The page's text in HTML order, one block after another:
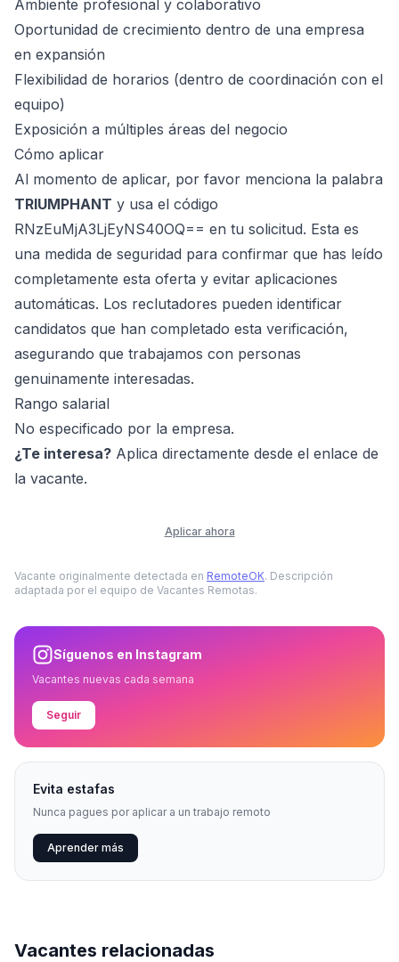
Ambiente profesional y colaborativo
Oportunidad de crecimiento dentro de una empresa
en expansión
Flexibilidad de horarios (dentro de coordinación con el
equipo)
Exposición a múltiples áreas del negocio
Cómo aplicar
Al momento de aplicar, por favor menciona la palabra
TRIUMPHANT y usa el código
RNzEuMjA3LjEyNS40OQ== en tu solicitud. Esta es
una medida de seguridad para confirmar que has leído
completamente esta oferta y evitar aplicaciones
automáticas. Los reclutadores pueden identificar
candidatos que han completado esta verificación,
asegurando que trabajamos con personas
genuinamente interesadas.
Rango salarial
No especificado por la empresa.
¿Te interesa? Aplica directamente desde el enlace de
la vacante.
Aplicar ahora
Vacante originalmente detectada en RemoteOK. Descripción
adaptada por el equipo de Vacantes Remotas.
Síguenos en Instagram
Vacantes nuevas cada semana
Seguir
Evita estafas
Nunca pagues por aplicar a un trabajo remoto
Aprender más
Vacantes relacionadas